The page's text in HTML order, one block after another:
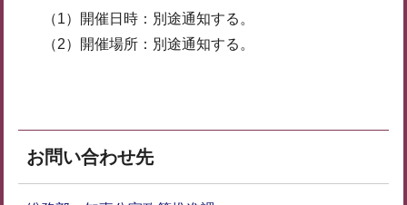
（1）開催日時：別途通知する。
（2）開催場所：別途通知する。
お問い合わせ先